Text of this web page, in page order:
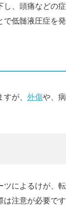
、頭痛などの
低髄液圧症を
が、 外傷や、
ツによるけが、
は注意が必要で